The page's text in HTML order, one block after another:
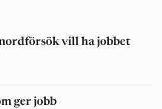
vill ha jobbet
ger jobb